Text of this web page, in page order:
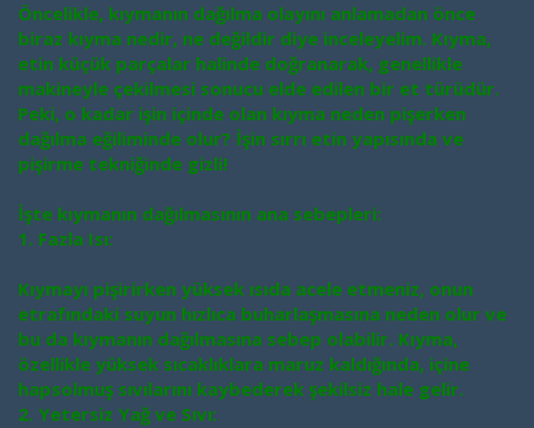
Öncelikle, kıymanın dağılma olayını anlamadan önce
biraz kıyma nedir, ne değildir diye inceleyelim. Kıyma,
etin küçük parçalar halinde doğranarak, genellikle
makineyle çekilmesi sonucu elde edilen bir et türüdür.
Peki, o kadar işin içinde olan kıyma neden pişerken
dağılma eğiliminde olur? İşin sırrı etin yapısında ve
pişirme tekniğinde gizli!
İşte kıymanın dağılmasının ana sebepleri:
1. Fazla Isı:
Kıymayı pişirirken yüksek ısıda acele etmeniz, onun
etrafındaki suyun hızlıca buharlaşmasına neden olur ve
bu da kıymanın dağılmasına sebep olabilir. Kıyma,
özellikle yüksek sıcaklıklara maruz kaldığında, içine
hapsolmuş sıvılarını kaybederek şekilsiz hale gelir.
2. Yetersiz Yağ ve Sıvı: